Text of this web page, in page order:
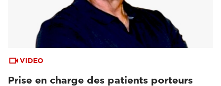
VIDEO
Prise en charge des patients porteurs